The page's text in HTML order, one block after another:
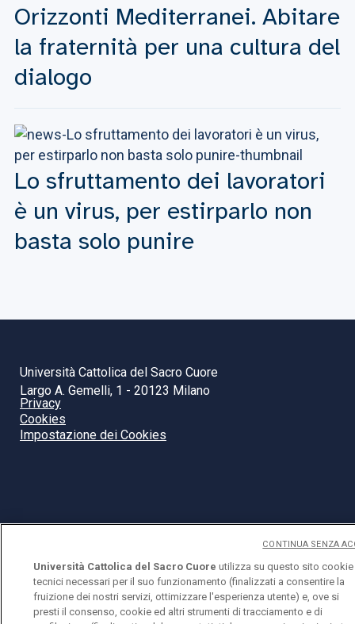
Orizzonti Mediterranei. Abitare
la fraternità per una cultura del
dialogo
Lo sfruttamento dei lavoratori
è un virus, per estirparlo non
basta solo punire
Università Cattolica del Sacro Cuore
Largo A. Gemelli, 1 - 20123 Milano
Privacy
Cookies
Impostazione dei Cookies
Università Cattolica del Sacro Cuore utilizza su questo sito cookie
tecnici necessari per il suo funzionamento (finalizzati a consentire la
fruizione dei nostri servizi, ottimizzare l'esperienza utente) e, ove si
presti il consenso, cookie ed altri strumenti di tracciamento e di
CONTINUA SENZA